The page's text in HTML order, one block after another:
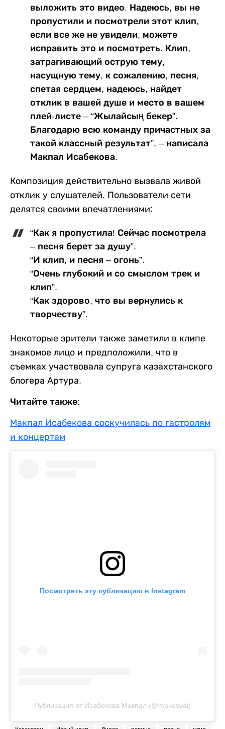
выложить это видео. Надеюсь, вы не
пропустили и посмотрели этот клип,
если все же не увидели, можете
исправить это и посмотреть. Клип,
затрагивающий острую тему,
насущную тему, к сожалению, песня,
спетая сердцем, надеюсь, найдет
отклик в вашей душе и место в вашем
плей-листе – “Жылайсың бекер”.
Благодарю всю команду причастных за
такой классный результат”, – написала
Макпал Исабекова.
Композиция действительно вызвала живой
отклик у слушателей. Пользователи сети
делятся своими впечатлениями:
“Как я пропустила! Сейчас посмотрела
– песня берет за душу”.
“И клип, и песня – огонь”.
“Очень глубокий и со смыслом трек и
клип”.
“Как здорово, что вы вернулись к
творчеству”.
Некоторые зрители также заметили в клипе
знакомое лицо и предположили, что в
съемках участвовала супруга казахстанского
блогера Артура.
Читайте также:
Макпал Исабекова соскучилась по гастролям
и концертам
Посмотреть эту публикацию в Instagram
Публикация от Исабекова Макпал (@makosyai)